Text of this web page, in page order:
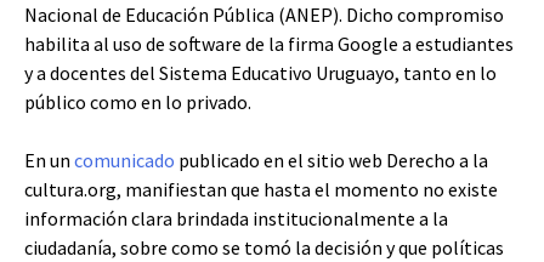
Nacional de Educación Pública (ANEP). Dicho compromiso
habilita al uso de software de la firma Google a estudiantes
y a docentes del Sistema Educativo Uruguayo, tanto en lo
público como en lo privado.
En un comunicado publicado en el sitio web Derecho a la
cultura.org, manifiestan que hasta el momento no existe
información clara brindada institucionalmente a la
ciudadanía, sobre como se tomó la decisión y que políticas